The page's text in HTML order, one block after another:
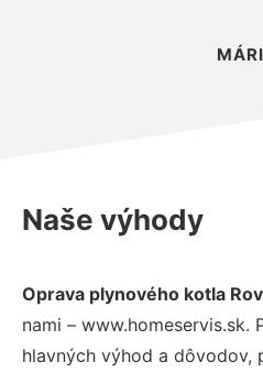
Naše výhody
Oprava plynového kotla
nami – www.homeservis.sk.
hlavných výhod a dôvodov,